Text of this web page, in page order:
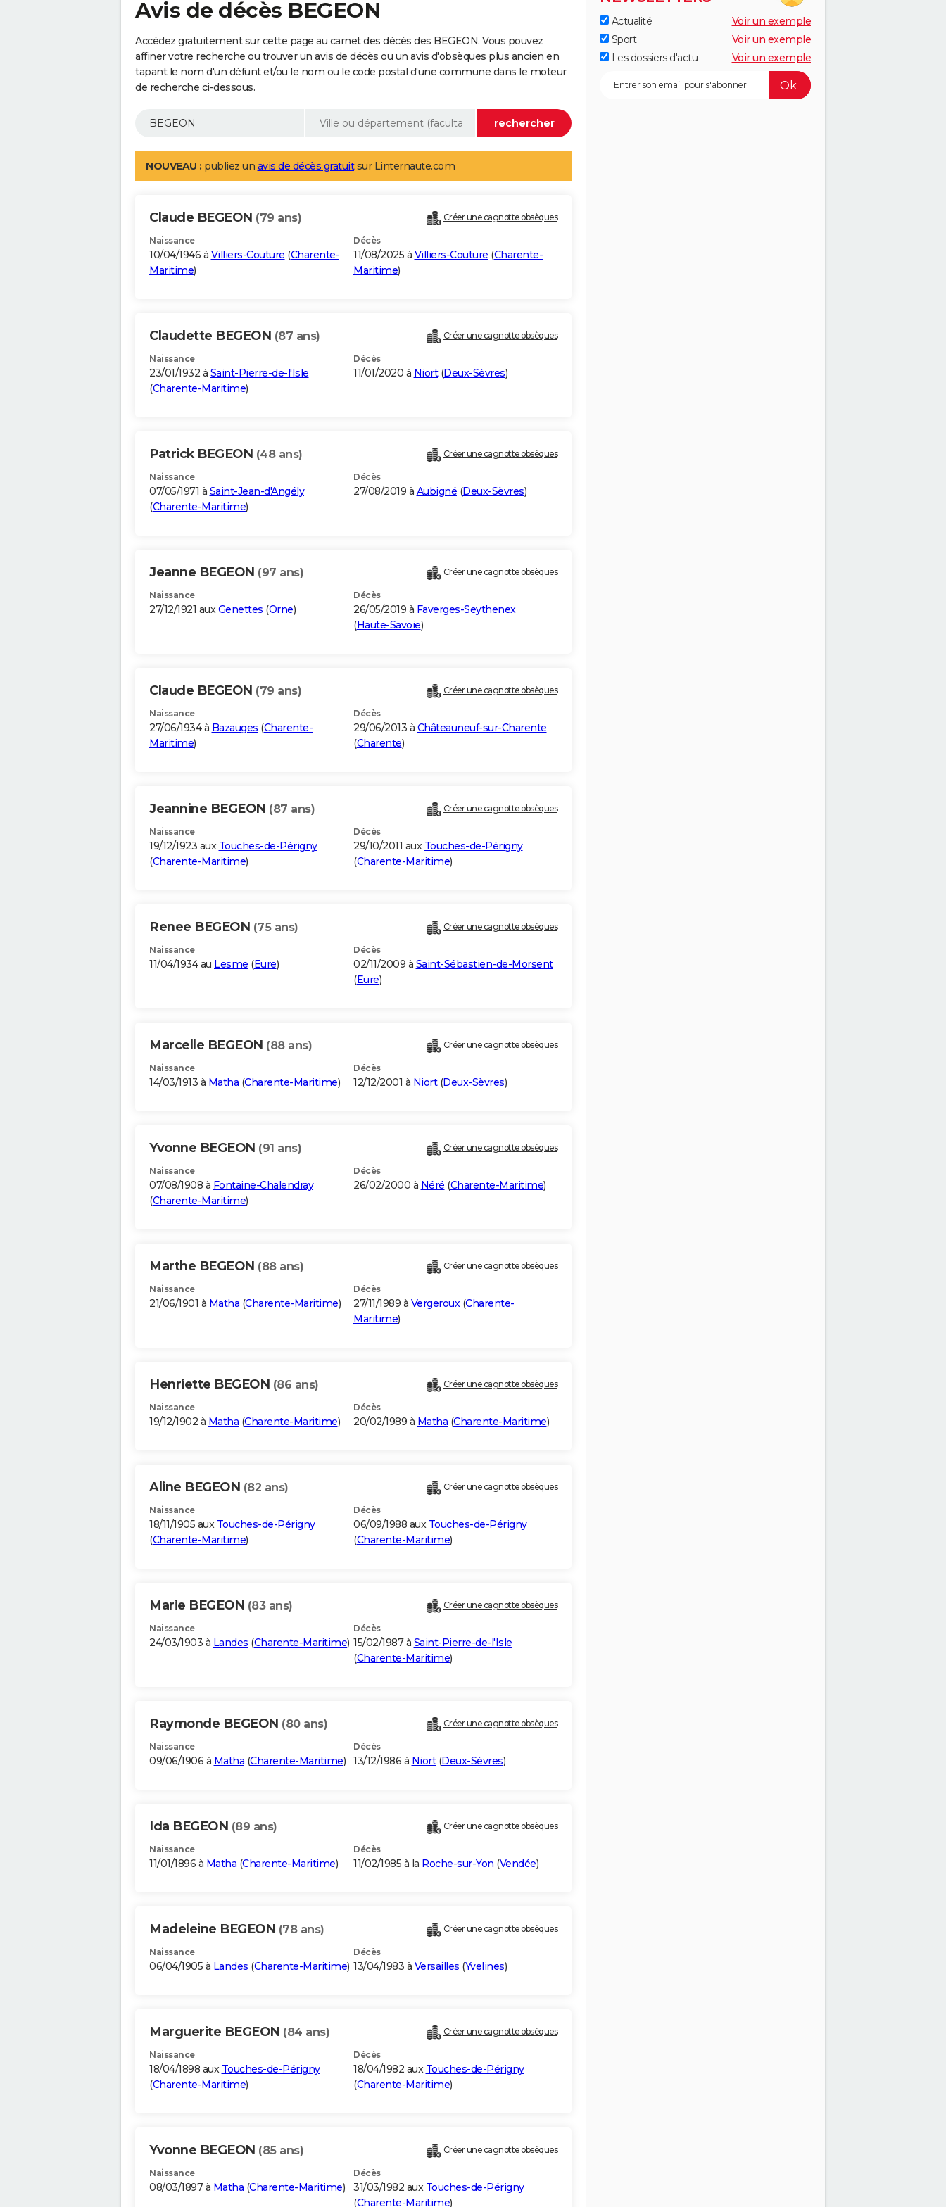
Avis de décès BEGEON
Accédez gratuitement sur cette page au carnet des décès des BEGEON. Vous pouvez
affiner votre recherche ou trouver un avis de décès ou un avis d'obsèques plus ancien en
tapant le nom d'un défunt et/ou le nom ou le code postal d'une commune dans le moteur
de recherche ci-dessous.
NOUVEAU : publiez un avis de décès gratuitsur Linternaute.com
Claude BEGEON (79 ans) Créer une cagnotte obsèques
Naissance
10/04/1946 à Villiers-Couture (Charente-
Maritime)
Décès
11/08/2025 à Villiers-Couture (Charente-
Maritime)
Claudette BEGEON (87 ans) Créer une cagnotte obsèques
Naissance
23/01/1932 à Saint-Pierre-de-l'Isle
(Charente-Maritime)
Décès
11/01/2020 à Niort(Deux-Sèvres)
Patrick BEGEON (48 ans) Créer une cagnotte obsèques
Naissance
07/05/1971 à Saint-Jean-d'Angély
(Charente-Maritime)
Décès
27/08/2019 à Aubigné (Deux-Sèvres)
Jeanne BEGEON (97 ans) Créer une cagnotte obsèques
Naissance
27/12/1921 auxGenettes (Orne)
Décès
26/05/2019 à Faverges-Seythenex
(Haute-Savoie)
Claude BEGEON (79 ans) Créer une cagnotte obsèques
Naissance
27/06/1934 à Bazauges (Charente-
Maritime)
Décès
29/06/2013 à Châteauneuf-sur-Charente
(Charente)
Jeannine BEGEON (87 ans) Créer une cagnotte obsèques
Naissance
19/12/1923 aux Touches-de-Périgny
(Charente-Maritime)
Décès
29/10/2011 aux Touches-de-Périgny
(Charente-Maritime)
Renee BEGEON (75 ans) Créer une cagnotte obsèques
Naissance
11/04/1934 au Lesme (Eure)
Décès
02/11/2009 à Saint-Sébastien-de-Morsent
(Eure)
Marcelle BEGEON (88 ans) Créer une cagnotte obsèques
Naissance
14/03/1913 à Matha (Charente-Maritime)
Décès
12/12/2001 à Niort(Deux-Sèvres)
Yvonne BEGEON (91 ans) Créer une cagnotte obsèques
Naissance
07/08/1908 à Fontaine-Chalendray
(Charente-Maritime)
Décès
26/02/2000 à Néré (Charente-Maritime)
Marthe BEGEON (88 ans) Créer une cagnotte obsèques
Naissance
21/06/1901 à Matha (Charente-Maritime)
Décès
27/11/1989 à Vergeroux(Charente-
Maritime)
Henriette BEGEON (86 ans) Créer une cagnotte obsèques
Naissance
19/12/1902 à Matha (Charente-Maritime)
Décès
20/02/1989 à Matha (Charente-Maritime)
Aline BEGEON (82 ans) Créer une cagnotte obsèques
Naissance
18/11/1905 aux Touches-de-Périgny
(Charente-Maritime)
Décès
06/09/1988 aux Touches-de-Périgny
(Charente-Maritime)
Marie BEGEON (83 ans) Créer une cagnotte obsèques
Naissance
24/03/1903 à Landes (Charente-Maritime)
Décès
15/02/1987 à Saint-Pierre-de-l'Isle
(Charente-Maritime)
Raymonde BEGEON (80 ans) Créer une cagnotte obsèques
Naissance
09/06/1906 à Matha (Charente-Maritime)
Décès
13/12/1986 à Niort(Deux-Sèvres)
Ida BEGEON (89 ans) Créer une cagnotte obsèques
Naissance
11/01/1896 à Matha (Charente-Maritime)
Décès
11/02/1985 à la Roche-sur-Yon (Vendée)
Madeleine BEGEON (78 ans) Créer une cagnotte obsèques
Naissance
06/04/1905 à Landes (Charente-Maritime)
Décès
13/04/1983 à Versailles (Yvelines)
Marguerite BEGEON (84 ans) Créer une cagnotte obsèques
Naissance
18/04/1898 aux Touches-de-Périgny
(Charente-Maritime)
Décès
18/04/1982 aux Touches-de-Périgny
(Charente-Maritime)
Yvonne BEGEON (85 ans) Créer une cagnotte obsèques
Naissance
08/03/1897 à Matha (Charente-Maritime)
Décès
31/03/1982 aux Touches-de-Périgny
(Charente-Maritime)
Actualité
Voir un exemple
Sport
Voir un exemple
Les dossiers d'actu
Voir un exemple